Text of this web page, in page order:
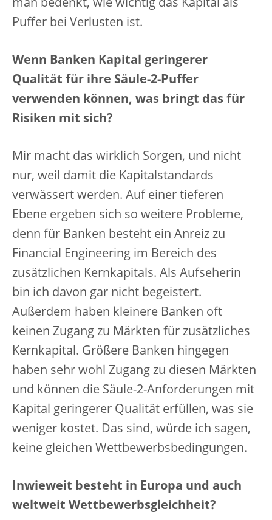
man bedenkt, wie wichtig das Kapital als
Puffer bei Verlusten ist.
Wenn Banken Kapital geringerer
Qualität für ihre Säule-2-Puffer
verwenden können, was bringt das für
Risiken mit sich?
Mir macht das wirklich Sorgen, und nicht
nur, weil damit die Kapitalstandards
verwässert werden. Auf einer tieferen
Ebene ergeben sich so weitere Probleme,
denn für Banken besteht ein Anreiz zu
Financial Engineering im Bereich des
zusätzlichen Kernkapitals. Als Aufseherin
bin ich davon gar nicht begeistert.
Außerdem haben kleinere Banken oft
keinen Zugang zu Märkten für zusätzliches
Kernkapital. Größere Banken hingegen
haben sehr wohl Zugang zu diesen Märkten
und können die Säule-2-Anforderungen mit
Kapital geringerer Qualität erfüllen, was sie
weniger kostet. Das sind, würde ich sagen,
keine gleichen Wettbewerbsbedingungen.
Inwieweit besteht in Europa und auch
weltweit Wettbewerbsgleichheit?